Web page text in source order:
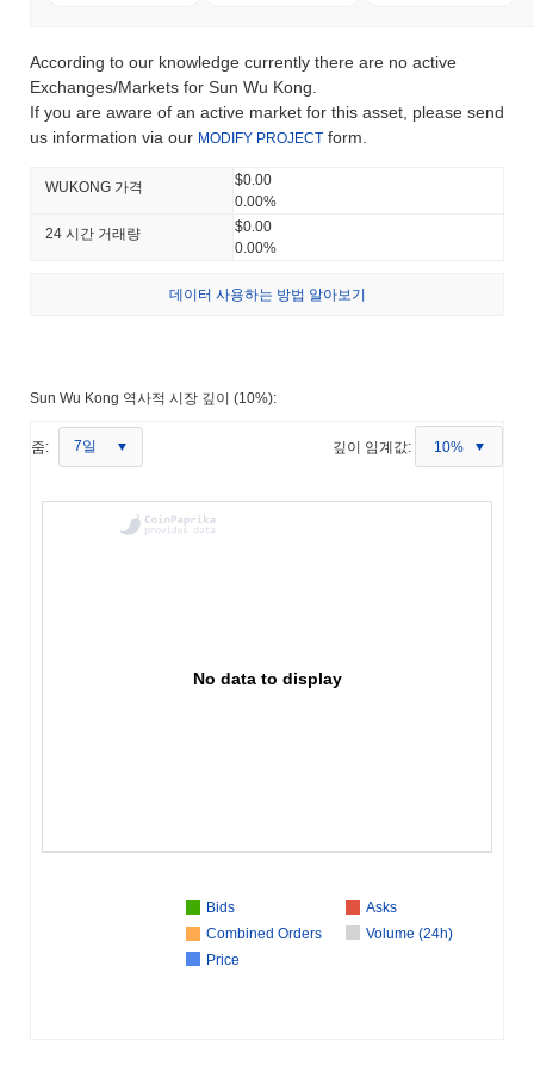
According to our knowledge currently there are no active
Exchanges/Markets for Sun Wu Kong.
If you are aware of an active market for this asset, please send
us information via our MODIFY PROJECT form.
WUKONG 가격
$0.00
0.00%
24 시간 거래량
$0.00
0.00%
데이터 사용하는 방법 알아보기
Sun Wu Kong 역사적 시장 깊이 (10%):
줌: 7일 깊이 임계값: 10%
No data to display
Bids
Asks
Combined Orders
Volume (24h)
Price